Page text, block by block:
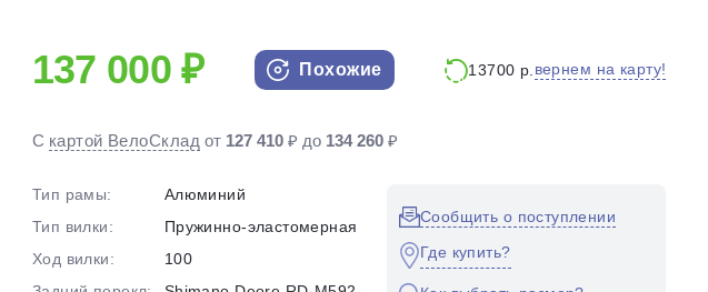
137 000 ₽ Похожие 13700 р. вернем на карту!
С картой ВелоСклад от 127 410 ₽ до 134 260 ₽
Тип рамы:
Алюминий
Тип вилки:
Пружинно-эластомерная
Ход вилки:
100
Сообщить о поступлении
Где купить?